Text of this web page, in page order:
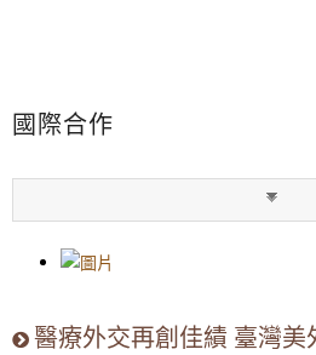
國際合作
醫療外交再創佳績 臺灣